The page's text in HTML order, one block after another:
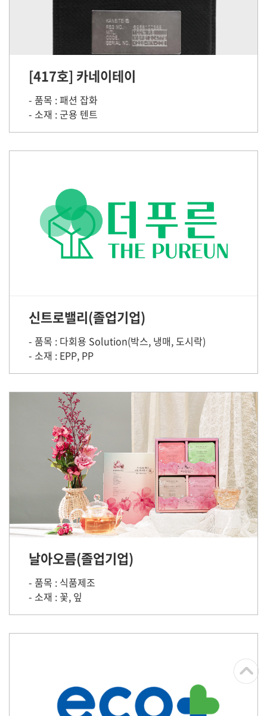
[417호] 카네이테이
- 품목 : 패션 잡화
- 소재 : 군용 텐트
신트로밸리(졸업기업)
- 품목 : 다회용 Solution(박스, 냉매, 도시락)
- 소재 : EPP, PP
날아오름(졸업기업)
- 품목 : 식품제조
- 소재 : 꽃, 잎